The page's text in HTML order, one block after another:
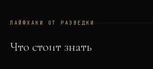
ЛАЙФХАКИ ОТ РАЗВЕДКИ
Что стоит знать